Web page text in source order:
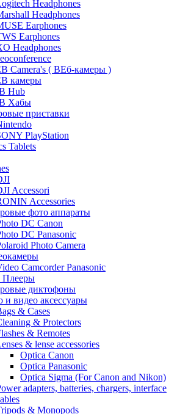
Headphones
Headphones
Earphones
Earphones
Headphones
Camera's ( ВЕб-камеры )
камеры
Hub
Хабы
приставки
PlayStation
Tablets
Accessori
Accessories
фото аппараты
DC Canon
DC Panasonic
Photo Camera
Camcorder Panasonic
Плееры
диктофоны
и видео аксессуары
& Cases
& Protectors
& Remotes
& lense accessories
Optica Canon
Optica Panasonic
Optica Sigma (For Canon and Nikon)
adapters, batteries, chargers, interface
& Monopods